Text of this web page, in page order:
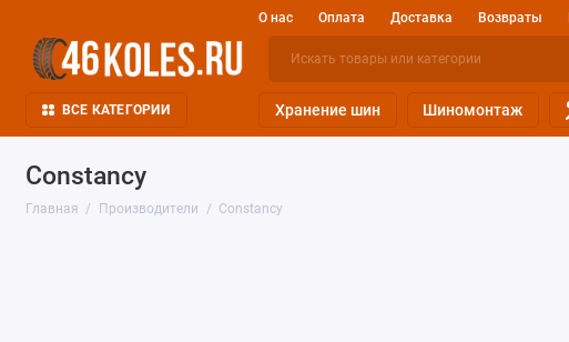
О нас Оплата Доставка Возвраты
ВСЕ КАТЕГОРИИ Хранение шин Шиномонтаж
Constancy
Главная Производители Constancy